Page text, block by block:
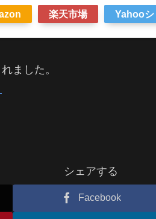
楽天市場 Yahooシ
ました。
シェアする
Facebook